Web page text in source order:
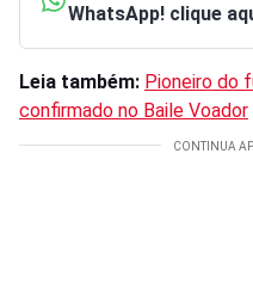
WhatsApp! clique
Leia também: Pioneiro do
confirmado no Baile Voador